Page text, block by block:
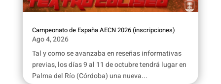
Campeonato de España AECN 2026 (inscripciones)
Ago 4, 2026
Tal y como se avanzaba en reseñas informativas
previas, los días 9 al 11 de octubre tendrá lugar en
Palma del Río (Córdoba) una nueva...